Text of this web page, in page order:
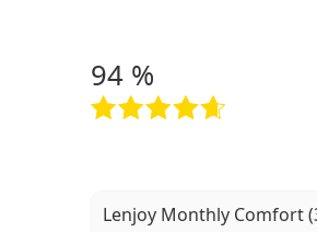
94 %
Lenjoy Monthly Comfort